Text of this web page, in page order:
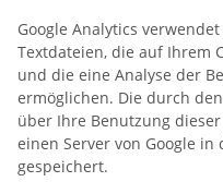
Google Analytics
Textdateien, die auf Ihrem
und die eine Analyse der
ermöglichen. Die durch
über Ihre Benutzung
einen Server von Google
gespeichert.